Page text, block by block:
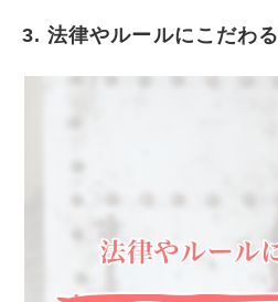
3. 法律やルールにこだわる